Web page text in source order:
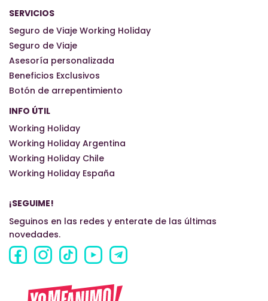
SERVICIOS
Seguro de Viaje Working Holiday
Seguro de Viaje
Asesoría personalizada
Beneficios Exclusivos
Botón de arrepentimiento
INFO ÚTIL
Working Holiday
Working Holiday Argentina
Working Holiday Chile
Working Holiday España
¡SEGUIME!
Seguinos en las redes y enterate de las últimas
novedades.